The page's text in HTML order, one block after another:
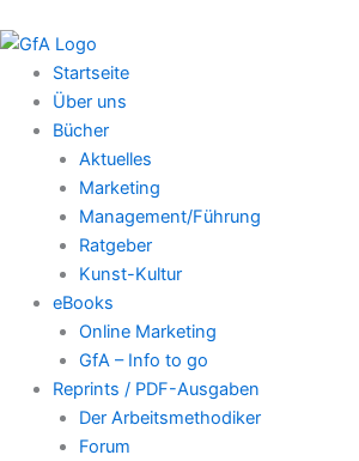
Startseite
Über uns
Bücher
Aktuelles
Marketing
Management/Führung
Ratgeber
Kunst-Kultur
eBooks
Online Marketing
GfA – Info to go
Reprints / PDF-Ausgaben
Der Arbeitsmethodiker
Forum